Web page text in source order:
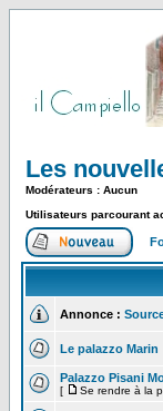
Les
Modérateurs : Aucun
Utilisateurs parcourant
Annonce :
Le palazzo Marin
Palazzo Pisani
[ Se rendre à la